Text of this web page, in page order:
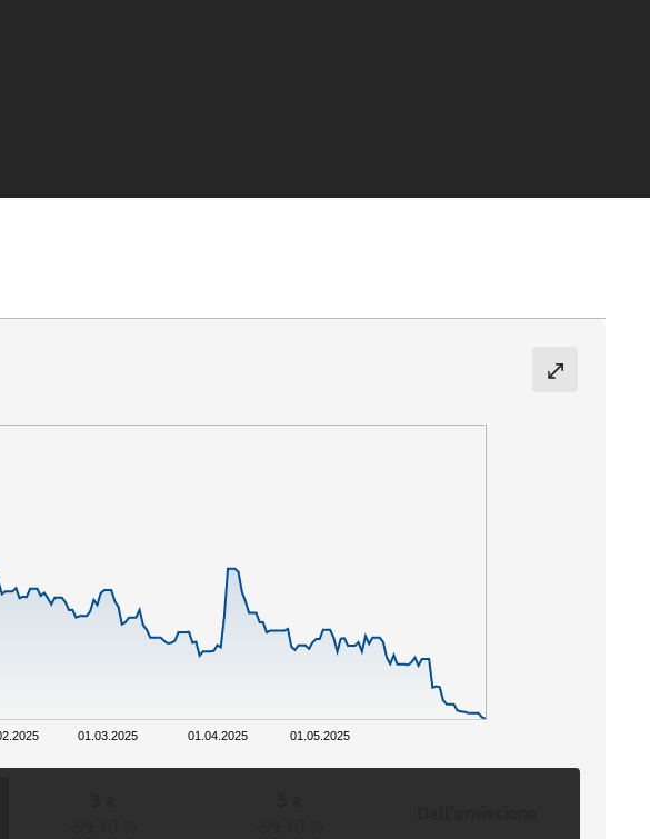
01.03.2025 01.04.2025 01.05.2025